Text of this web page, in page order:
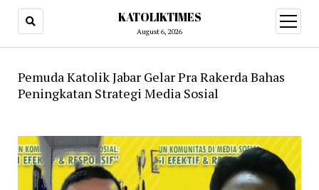
KATOLIKTIMES
August 6, 2026
open
menu
Pemuda Katolik Jabar Gelar Pra Rakerda Bahas
Peningkatan Strategi Media Sosial